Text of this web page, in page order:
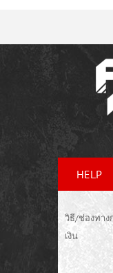
HELP
วิธี/ช่องทาง
เงิน